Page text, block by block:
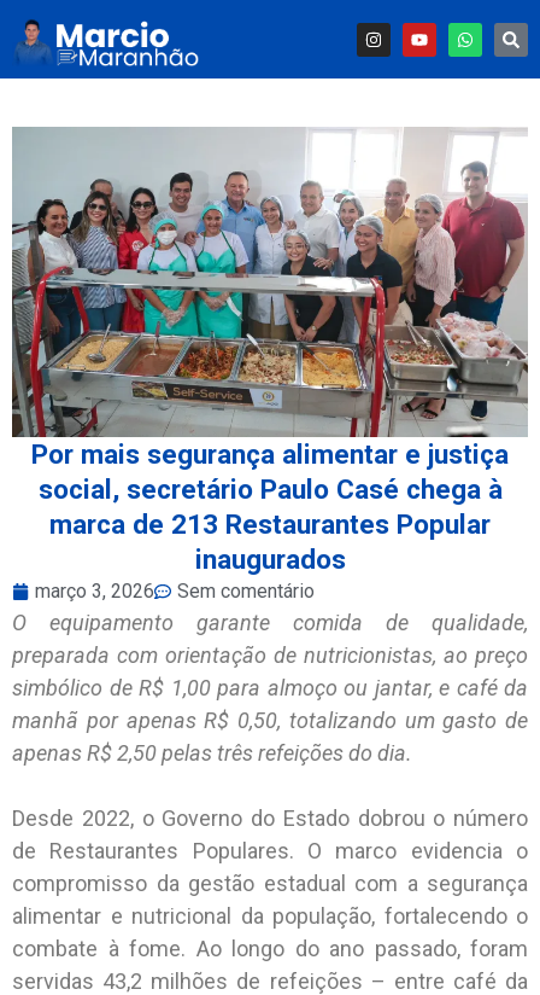
Por mais segurança alimentar e justiça
social, secretário Paulo Casé chega à
marca de 213 Restaurantes Popular
inaugurados
março 3, 2026 Sem comentário
O equipamento garante comida de qualidade,
preparada com orientação de nutricionistas, ao preço
simbólico de R$ 1,00 para almoço ou jantar, e café da
manhã por apenas R$ 0,50, totalizando um gasto de
apenas R$ 2,50 pelas três refeições do dia.
Desde 2022, o Governo do Estado dobrou o número
de Restaurantes Populares. O marco evidencia o
compromisso da gestão estadual com a segurança
alimentar e nutricional da população, fortalecendo o
combate à fome. Ao longo do ano passado, foram
servidas 43,2 milhões de refeições – entre café da